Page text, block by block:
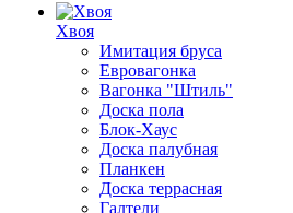
Хвоя
Имитация бруса
Евровагонка
Вагонка "Штиль"
Доска пола
Блок-Хаус
Доска палубная
Планкен
Доска террасная
Галтели